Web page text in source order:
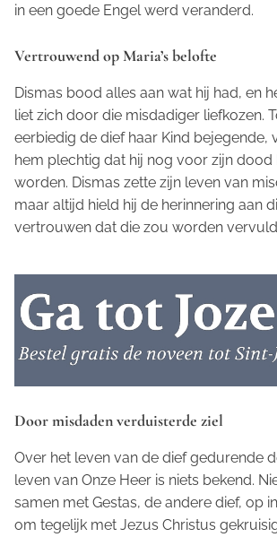
in een goede Engel werd veranderd.
Vertrouwend op Maria’s belofte
Dismas bood alles aan wat hij had, en
liet zich door die misdadiger liefkozen.
eerbiedig de dief haar Kind bejegende,
hem plechtig dat hij nog voor zijn
worden. Dismas zette zijn leven van
maar altijd hield hij de herinnering aan
vertrouwen dat die zou worden
Door misdaden verduisterde ziel
Over het leven van de dief gedurende
leven van Onze Heer is niets bekend.
samen met Gestas, de andere dief, op
om tegelijk met Jezus Christus